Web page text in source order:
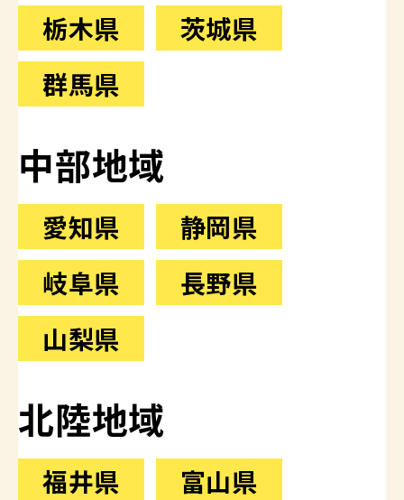
栃木県
茨城県
群馬県
中部地域
愛知県
静岡県
岐阜県
長野県
山梨県
北陸地域
福井県
富山県